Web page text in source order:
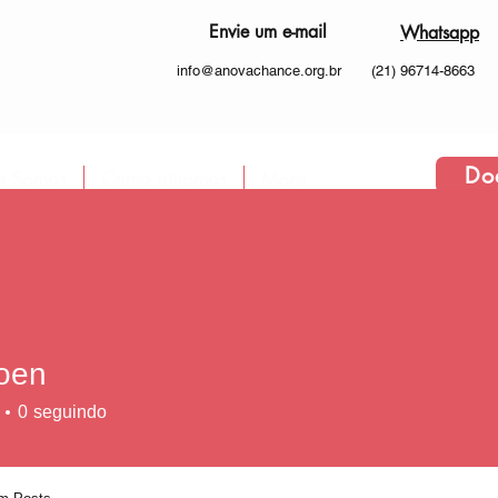
Envie um e-mail
info@anovachance.org.br
Whatsapp
(21) 96714-8663
0 seguindo